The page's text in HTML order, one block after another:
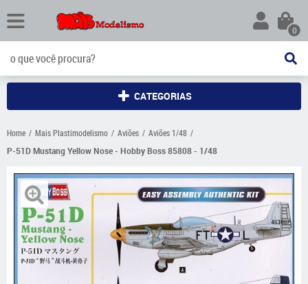
0
CATEGORIAS
Home Mais Plastimodelismo Aviões
Aviões 1/48
P-51D Mustang Yellow Nose - Hobby Boss 85808 - 1/48